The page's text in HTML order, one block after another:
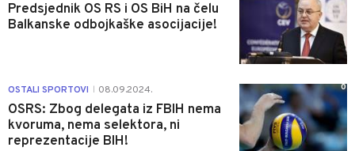
Predsjednik OS RS i OS BiH na čelu
Balkanske odbojkaške asocijacije!
OSTALI SPORTOVI 08.09.2024.
OSRS: Zbog delegata iz FBIH nema
kvoruma, nema selektora, ni
reprezentacije BIH!
0